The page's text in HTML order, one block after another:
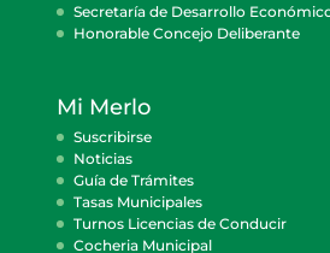
Secretaría de Desarrollo
Honorable Concejo Deliberante
Mi Merlo
Suscribirse
Noticias
Guía de Trámites
Tasas Municipales
Turnos Licencias de Conducir
Cocheria Municipal